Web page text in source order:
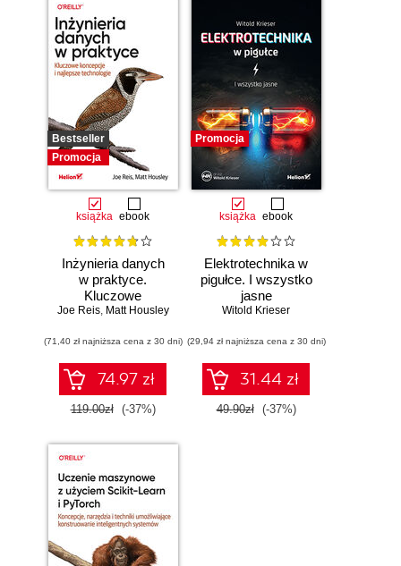
Bestseller
Promocja
książka ebook
Inżynieria danych
w praktyce.
Kluczowe
koncepcje i
technologie
Joe Reis, Matt Housley
(71,40 zł najniższa cena z 30 dni)
74.97 zł
119.00zł (-37%)
Promocja
książka ebook
Elektrotechnika w
pigułce. I wszystko
jasne
Witold Krieser
(29,94 zł najniższa cena z 30 dni)
31.44 zł
49.90zł (-37%)